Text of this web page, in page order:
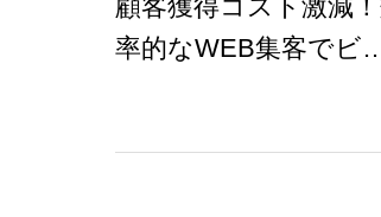
顧客獲得コスト激減
率的なWEB集客でビ